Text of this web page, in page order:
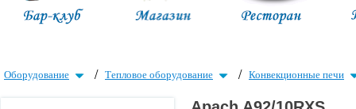
Оборудование / Тепловое оборудование / Конвекционные печи